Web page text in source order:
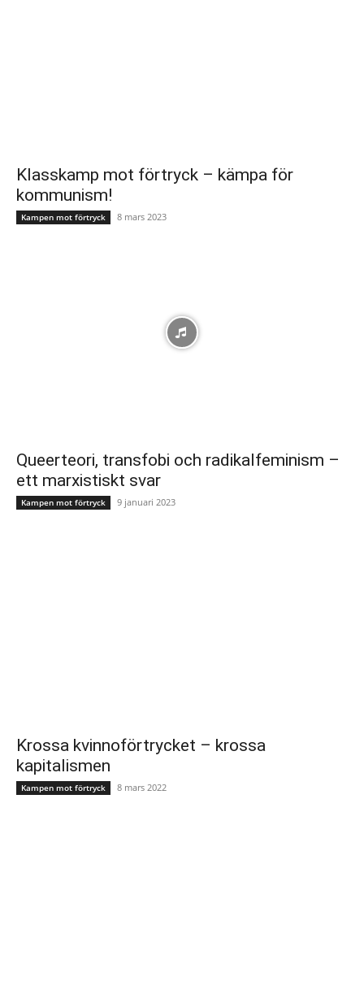
Klasskamp mot förtryck – kämpa för
kommunism!
Kampen mot förtryck 8 mars 2023
Queerteori, transfobi och radikalfeminism –
ett marxistiskt svar
Kampen mot förtryck 9 januari 2023
Krossa kvinnoförtrycket – krossa
kapitalismen
Kampen mot förtryck 8 mars 2022